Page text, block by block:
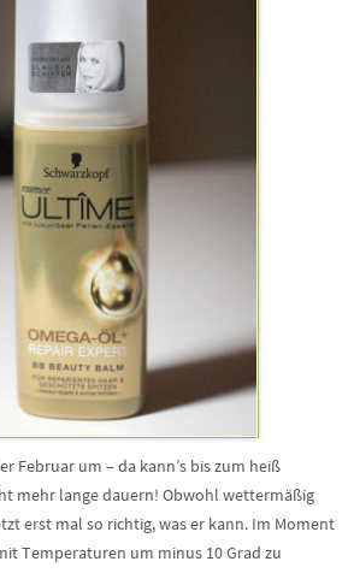
Februar um – da kann’s bis zum heiß
mehr lange dauern! Obwohl wettermäßig
erst mal so richtig, was er kann. Im Moment
Temperaturen um minus 10 Grad zu